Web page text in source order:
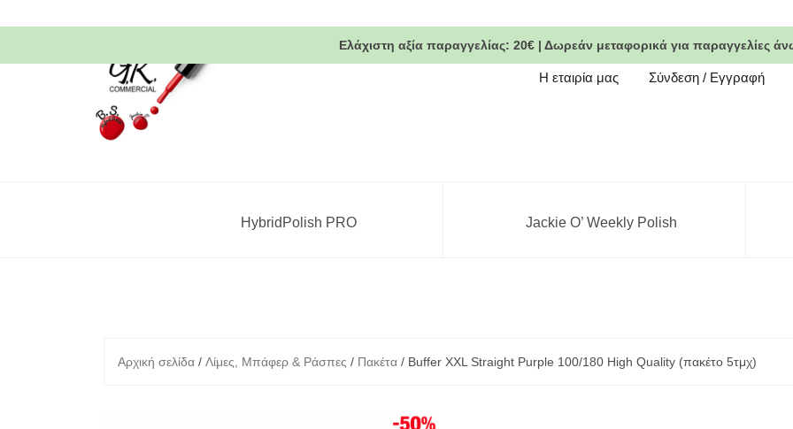
to
Ελάχιστη αξία παραγγελίας: 20€ | Δωρεάν μεταφορικά για παραγγελίες
Η εταιρία μας Σύνδεση / Εγγραφή
HybridPolish PRO Jackie O’ Weekly Polish
Αρχική σελίδα / Λίμες, Μπάφερ & Ράσπες / Πακέτα / Buffer XXL Straight Purple 100/180 High Quality (πακέτο 5τμχ)